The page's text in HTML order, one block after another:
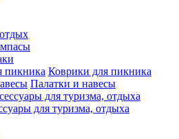
Коврики для пикника
Палатки и навесы
для туризма, отдыха